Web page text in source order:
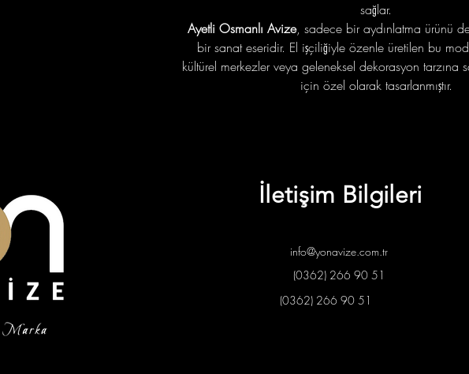
sağlar.
Ayetli Osmanlı Avize, sadece bir aydınlatma ürünü
bir sanat eseridir. El işçiliğiyle özenle üretilen bu
kültürel merkezler veya geleneksel dekorasyon tarzına
için özel olarak tasarlanmıştır.
İletişim Bilgileri
info@yonavize.com.tr
(0362) 266 90 51
(0362) 266 90 51